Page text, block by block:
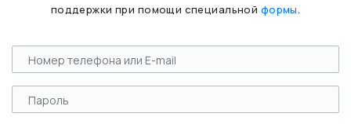
поддержки при помощи специальной формы.